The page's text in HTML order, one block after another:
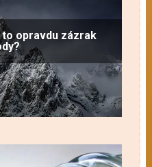
opravdu zázrak